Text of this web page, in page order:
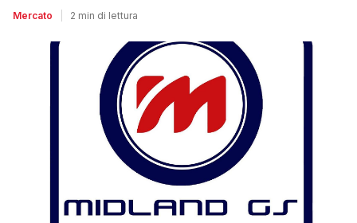
Mercato 2 min di lettura